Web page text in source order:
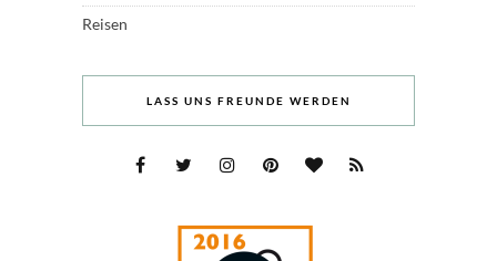
Reisen
LASS UNS FREUNDE WERDEN